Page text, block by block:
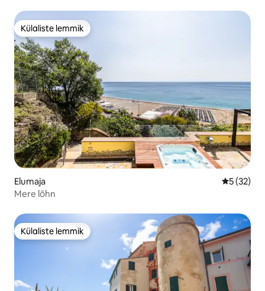
Külaliste lemmik
Külaliste lemmik
Elumaja Keskmine
5 (32)
Mere lõhn
Külaliste lemmik
Külaliste lemmik